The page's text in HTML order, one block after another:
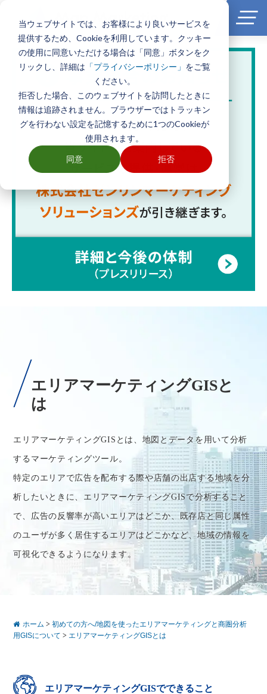
当ウェブサイトでは、お客様により良いサービスを
提供するため、Cookieを利用しています。クッキー
の使用に同意いただける場合は「同意」ボタンをク
リックし、詳細は 「プライバシーポリシー」 をご覧
ください。
拒否した場合、このウェブサイトを訪問したときに
情報は追跡されません。ブラウザーではトラッキン
グを行わない設定を記憶するために1つのCookieが
使用されます。
同意 拒否
エリアマーケティングGISと
は
エリアマーケティングGISとは、地図とデータを用いて分析
するマーケティングツール。
特定のエリアで広告を配布する際や店舗の出店する地域を分
析したいときに、エリアマーケティングGISで分析すること
で、広告の反響率が高いエリアはどこか、既存店と同じ属性
のユーザが多く居住するエリアはどこかなど、地域の情報を
可視化できるようになります。
ホーム >初めての方へ/地図を使ったエリアマーケティングと商圏分析
用GISについて >エリアマーケティングGISとは
エリアマーケティングGISでできること